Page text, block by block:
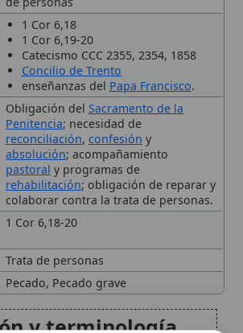
delSacramento de la
Penitencia; necesidad de
reconciliación,confesión
absolución; acompañamiento
pastoraly programas de
rehabilitación; obligación de reparar y
contra la trata de personas.
1 Cor 6,18-20
Trata de personas
Pecado, Pecado grave
y terminología
bíblico y
moral
a Wikitólica
un recurso privado de referencia sin
al Catecismo, a la Sagrada
oficiales de la Iglesia y está
a la estudio personal. El borrador de
con Magisterium. Queda